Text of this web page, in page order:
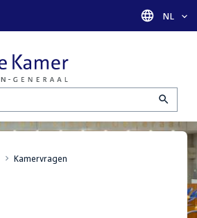
Taal
NL
Kamervragen